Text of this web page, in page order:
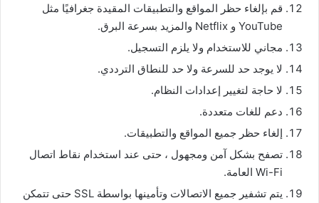
قم بإلغاء حظر المواقع والتطبيقات المقيدة جغرافيًا مثل
YouTube و Netflix والمزيد بسرعة البرق.
مجاني للاستخدام ولا يلزم التسجيل.
لا يوجد حد للسرعة ولا حد للنطاق الترددي.
لا حاجة لتغيير إعدادات النظام.
دعم للغات متعددة.
إلغاء حظر جميع المواقع والتطبيقات.
تصفح بشكل آمن ومجهول ، حتى عند استخدام نقاط اتصال
Wi-Fi العامة.
يتم تشفير جميع الاتصالات وتأمينها بواسطة SSL حتى تتمكن